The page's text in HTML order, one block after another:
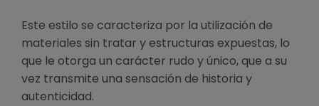
Este estilo se caracteriza por la utilización de
materiales sin tratar y estructuras expuestas, lo
que le otorga un carácter rudo y único, que a su
vez transmite una sensación de historia y
autenticidad.